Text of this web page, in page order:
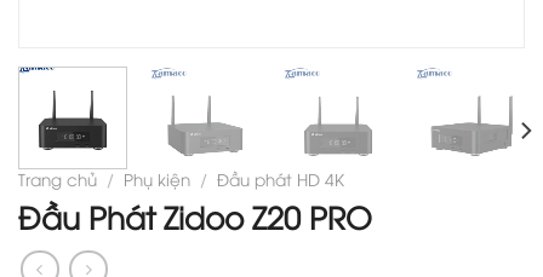
Trang chủ / Phụ kiện / Đầu phát HD 4K
Đầu Phát Zidoo Z20 PRO